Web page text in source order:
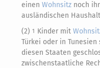
einen Wohnsitz noch
ausländischen
(2) 1 Kinder mit
Türkei oder in
diesen Staaten
zwischenstaatliche